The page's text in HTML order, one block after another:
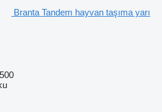
Branta Tandem hayvan taşıma yarı